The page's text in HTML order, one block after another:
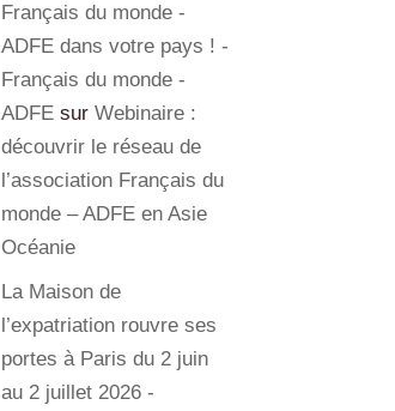
Français du monde -
ADFE dans votre pays ! -
Français du monde -
ADFE surWebinaire :
découvrir le réseau de
l’association Français du
monde – ADFE en Asie
Océanie
La Maison de
l’expatriation rouvre ses
portes à Paris du 2 juin
au 2 juillet 2026 -